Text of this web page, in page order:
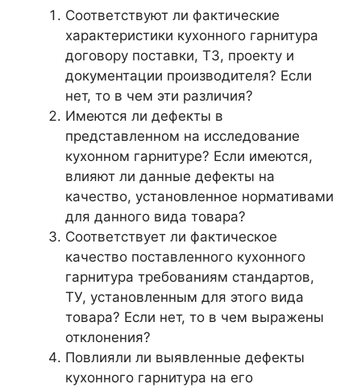
Соответствуют ли фактические
характеристики кухонного гарнитура
договору поставки, ТЗ, проекту и
документации производителя? Если
нет, то в чем эти различия?
Имеются ли дефекты в
представленном на исследование
кухонном гарнитуре? Если имеются,
влияют ли данные дефекты на
качество, установленное нормативами
для данного вида товара?
Соответствует ли фактическое
качество поставленного кухонного
гарнитура требованиям стандартов,
ТУ, установленным для этого вида
товара? Если нет, то в чем выражены
отклонения?
Повлияли ли выявленные дефекты
кухонного гарнитура на его